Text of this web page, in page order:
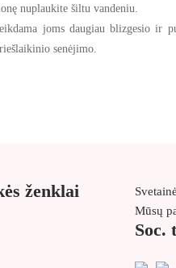
nuplaukite šiltu vandeniu.
joms daugiau blizgesio ir
senėjimo.
ženklai
Mūsų
Soc.